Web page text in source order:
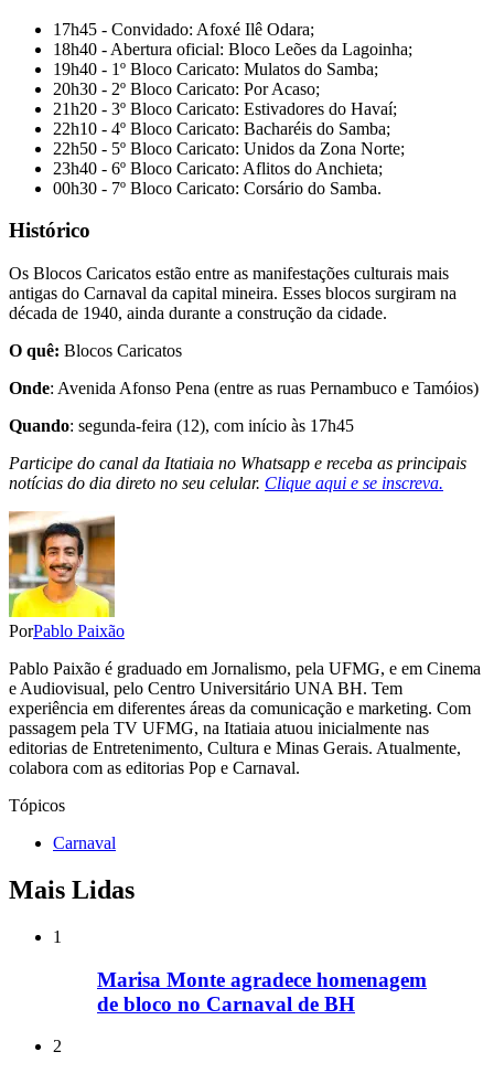
17h45 - Convidado: Afoxé Ilê Odara;
18h40 - Abertura oficial: Bloco Leões da Lagoinha;
19h40 - 1º Bloco Caricato: Mulatos do Samba;
20h30 - 2º Bloco Caricato: Por Acaso;
21h20 - 3º Bloco Caricato: Estivadores do Havaí;
22h10 - 4º Bloco Caricato: Bacharéis do Samba;
22h50 - 5º Bloco Caricato: Unidos da Zona Norte;
23h40 - 6º Bloco Caricato: Aflitos do Anchieta;
00h30 - 7º Bloco Caricato: Corsário do Samba.
Histórico
Os Blocos Caricatos estão entre as manifestações culturais mais
antigas do Carnaval da capital mineira. Esses blocos surgiram na
década de 1940, ainda durante a construção da cidade.
O quê: Blocos Caricatos
Onde: Avenida Afonso Pena (entre as ruas Pernambuco e Tamóios)
Quando: segunda-feira (12), com início às 17h45
Participe do canal da Itatiaia no Whatsapp e receba as principais
notícias do dia direto no seu celular. Clique aqui e se inscreva.
PorPablo Paixão
Pablo Paixão é graduado em Jornalismo, pela UFMG, e em Cinema
e Audiovisual, pelo Centro Universitário UNA BH. Tem
experiência em diferentes áreas da comunicação e marketing. Com
passagem pela TV UFMG, na Itatiaia atuou inicialmente nas
editorias de Entretenimento, Cultura e Minas Gerais. Atualmente,
colabora com as editorias Pop e Carnaval.
Tópicos
Carnaval
Mais Lidas
1
Marisa Monte agradece homenagem
de bloco no Carnaval de BH
2